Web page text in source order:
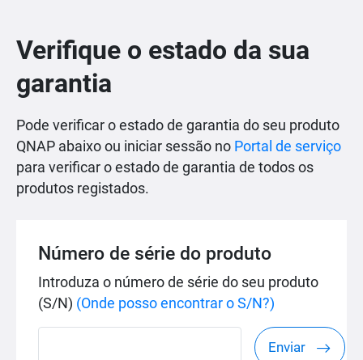
Verifique o estado da sua
garantia
Pode verificar o estado de garantia do seu produto
QNAP abaixo ou iniciar sessão no Portal de serviço
para verificar o estado de garantia de todos os
produtos registados.
Número de série do produto
Introduza o número de série do seu produto
(S/N) (Onde posso encontrar o S/N?)
Enviar